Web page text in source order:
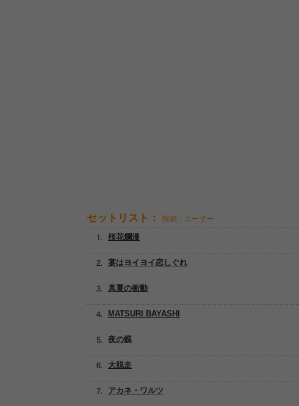
セットリスト： 投稿：ユーザー
MATSURI BAYASHI
桜花爛漫
夜の蝶
大脱走
アカネ・ワルツ
宴はヨイヨイ恋しぐれ
真夏の衝動